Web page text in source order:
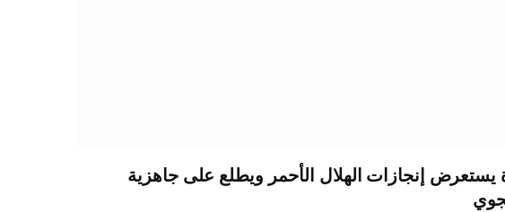
إنجازات الهلال الأحمر ويطلع على جاهزية